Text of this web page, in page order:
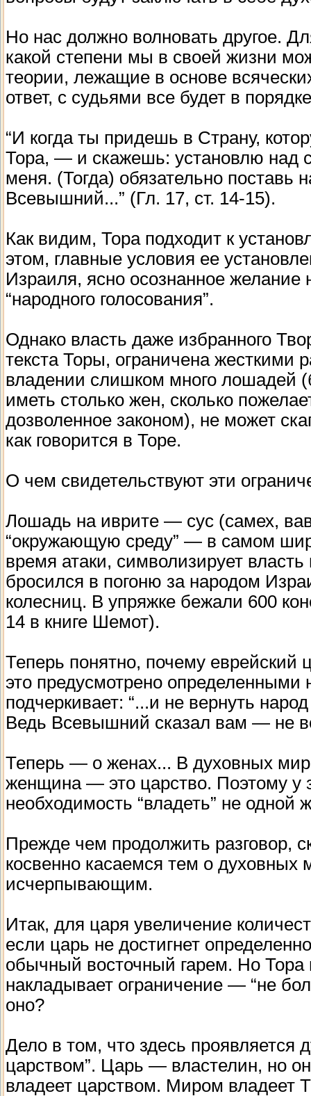
Но нас должно волновать другое.
какой степени мы в своей жизни
теории, лежащие в основе
ответ, с судьями все будет в
“И когда ты придешь в Страну,
Тора, — и скажешь: установлю над
меня. (Тогда) обязательно поставь
Всевышний...” (Гл. 17, ст. 14-15).
Как видим, Тора подходит к
этом, главные условия ее
Израиля, ясно осознанное
“народного голосования”.
Однако власть даже избранного
текста Торы, ограничена
владении слишком много лошадей
иметь столько жен, сколько
дозволенное законом), не может
как говорится в Торе.
О чем свидетельствуют эти
Лошадь на иврите — сус (самех,
“окружающую среду” — в самом
время атаки, символизирует
бросился в погоню за народом
колесниц. В упряжке бежали 600
14 в книге Шемот).
Теперь понятно, почему
это предусмотрено
подчеркивает: “...и не вернуть
Ведь Всевышний сказал вам — не
Теперь — о женах... В духовных
женщина — это царство. Поэтому у
необходимость “владеть” не одной
Прежде чем продолжить разговор,
косвенно касаемся тем о
исчерпывающим.
Итак, для царя увеличение
если царь не достигнет
обычный восточный гарем. Но Тора
накладывает ограничение — “не
оно?
Дело в том, что здесь проявляется
царством”. Царь — властелин, но
владеет царством. Миром владеет